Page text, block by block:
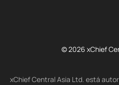
© 2026 xChief
xChief Central Asia Ltd. está